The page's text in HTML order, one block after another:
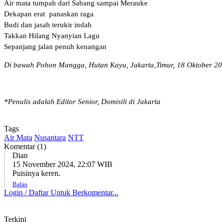
Air mata tumpah dari Sabang sampai Merauke
Dekapan erat panaskan raga
Budi dan jasah terukir indah
Takkan Hilang Nyanyian Lagu
Sepanjang jalan penuh kenangan
Di bawah Pohon Mangga, Hutan Kayu, Jakarta,Timur, 18 Oktober
*Penulis adalah Editor Senior, Domisili di Jakarta
Tags
Air Mata Nusantara NTT
Komentar (1)
Dian
15 November 2024, 22:07 WIB
Puisinya keren.
Balas
Login / Daftar Untuk Berkomentar...
Terkini